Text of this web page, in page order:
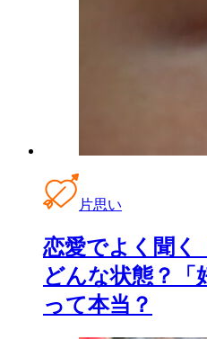
片思い
恋愛でよく聞く
どんな状態？「
って本当？